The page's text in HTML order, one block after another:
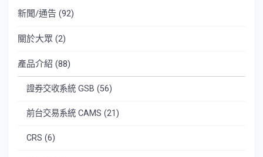
新聞/通告 (92)
關於大眾 (2)
產品介紹 (88)
證券交收系統 GSB (56)
前台交易系統 CAMS (21)
CRS (6)